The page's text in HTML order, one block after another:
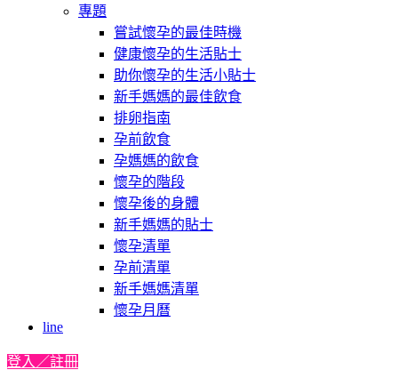
專題
嘗試懷孕的最佳時機
健康懷孕的生活貼士
助你懷孕的生活小貼士
新手媽媽的最佳飲食
排卵指南
孕前飲食
孕媽媽的飲食
懷孕的階段
懷孕後的身體
新手媽媽的貼士
懷孕清單
孕前清單
新手媽媽清單
懷孕月曆
line
登入／註冊